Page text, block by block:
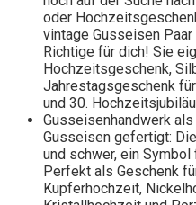
oder
vintage Gusseisen
Richtige für dich! Sie
Hochzeitsgeschenk,
Jahrestagsgeschenk für
und 30.
Gusseisenhandwerk
Gusseisen gefertigt:
und schwer, ein
Perfekt als Geschenk
Kupferhochzeit,